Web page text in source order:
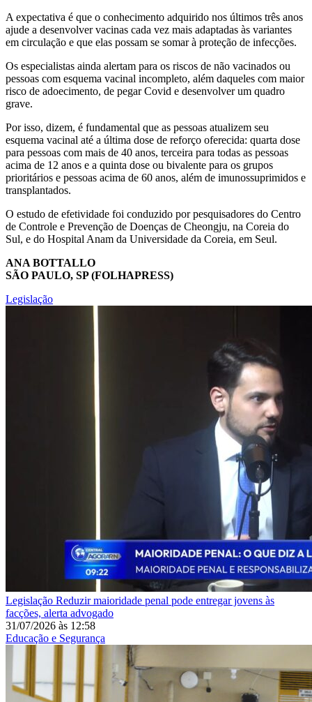
A expectativa é que o conhecimento adquirido nos últimos três anos
ajude a desenvolver vacinas cada vez mais adaptadas às variantes
em circulação e que elas possam se somar à proteção de infecções.
Os especialistas ainda alertam para os riscos de não vacinados ou
pessoas com esquema vacinal incompleto, além daqueles com maior
risco de adoecimento, de pegar Covid e desenvolver um quadro
grave.
Por isso, dizem, é fundamental que as pessoas atualizem seu
esquema vacinal até a última dose de reforço oferecida: quarta dose
para pessoas com mais de 40 anos, terceira para todas as pessoas
acima de 12 anos e a quinta dose ou bivalente para os grupos
prioritários e pessoas acima de 60 anos, além de imunossuprimidos e
transplantados.
O estudo de efetividade foi conduzido por pesquisadores do Centro
de Controle e Prevenção de Doenças de Cheongju, na Coreia do
Sul, e do Hospital Anam da Universidade da Coreia, em Seul.
ANA BOTTALLO
SÃO PAULO, SP (FOLHAPRESS)
Legislação
Legislação Reduzir maioridade penal pode entregar jovens às
facções, alerta advogado
31/07/2026 às 12:58
Educação e Segurança